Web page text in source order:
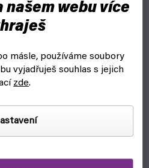
našem webu více
másle, používáme soubory
vyjadřuješ souhlas s jejich
zde.
a chrání před poškozením
ohmatání.